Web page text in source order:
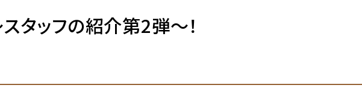
タッフの紹介第2弾～！